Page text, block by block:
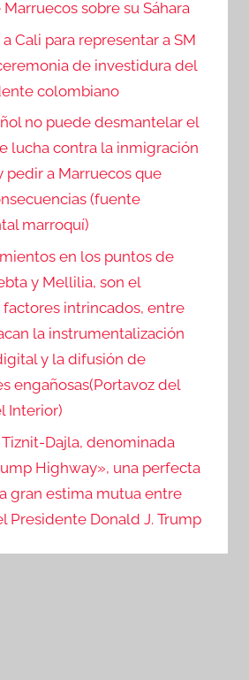
sobre su Sáhara
Cali para representar a SM
de investidura del
colombiano
no puede desmantelar el
lucha contra la inmigración
pedir a Marruecos que
(fuente
marroquí)
en los puntos de
y Mellilia, son el
intrincados, entre
la instrumentalización
y la difusión de
engañosas(Portavoz del
Interior)
Dajla, denominada
Highway», una perfecta
gran estima mutua entre
Presidente Donald J. Trump